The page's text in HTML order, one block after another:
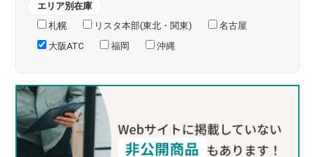
エリア別在庫
札幌
リスタ本部(東北・関東)
名古屋
大阪ATC
福岡 沖縄